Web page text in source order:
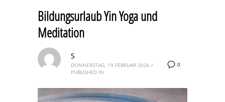
Bildungsurlaub Yin Yoga und
Meditation
0
S
DONNERSTAG, 19 FEBRUAR 2026 /
PUBLISHED IN